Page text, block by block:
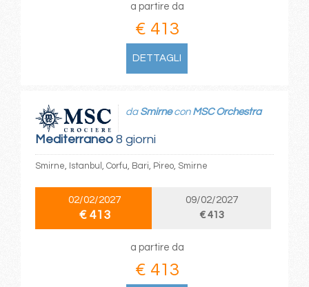
a partire da
€ 413
DETTAGLI
Mediterraneo8 giorni
da Smirnecon MSC Orchestra
Smirne, Istanbul, Corfu, Bari, Pireo, Smirne
02/02/2027
€ 413
09/02/2027
€ 413
a partire da
€ 413